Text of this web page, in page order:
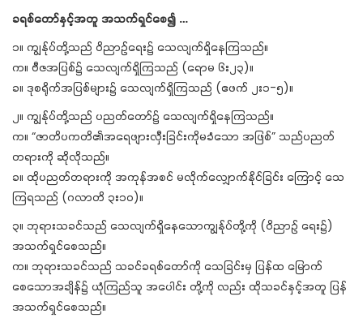
ခရစ်တော်နှင့်အတူ အသက်ရှင်စေ၍ …
၁။ ကျွန်ုပ်တို့သည် ဝိညာဉ်ရေး၌ သေလျက်ရှိနေကြသည်။
က။ ဗီဇအပြစ်၌ သေလျက်ရှိကြသည် (ရောမ ၆း၂၃)။
ခ။ ဒုစရိုက်အပြစ်များ၌ သေလျက်ရှိကြသည် (ဧဖက် ၂း၁-၅)။
၂။ ကျွန်ုပ်တို့သည် ပညတ်တော်၌ သေလျက်ရှိနေကြသည်။
က။ “ဇာတိပကတိ၏အရေဖျားလှီးခြင်းကိုမခံသော အဖြစ်” သည်ပညတ်
တရားကို ဆိုလိုသည်။
ခ။ ထိုပညတ်တရားကို အကုန်အစင် မလိုက်လျှောက်နိုင်ခြင်း ကြောင့် သေ
ကြရသည် (ဂလာတိ ၃း၁၀)။
၃။ ဘုရားသခင်သည် သေလျက်ရှိနေသောကျွန်ုပ်တို့ကို (ဝိညာဉ် ရေး၌)
အသက်ရှင်စေသည်။
က။ ဘုရားသခင်သည် သခင်ခရစ်တော်ကို သေခြင်းမှ ပြန်ထ မြောက်
စေသောအချိန်၌ ယုံကြည်သူ အပေါင်း တို့ကို လည်း ထိုသခင်နှင့်အတူ ပြန်
အသက်ရှင်စေသည်။